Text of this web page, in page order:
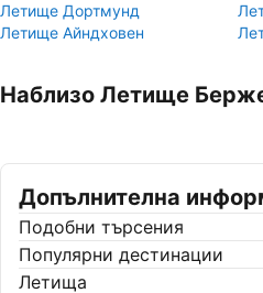
Летище Дортмунд
Летище Айндховен
Наблизо Летище
Допълнителна
Подобни търсения
Популярни дестинации
Летища